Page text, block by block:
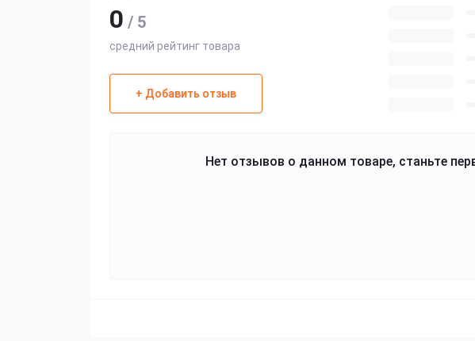
0 / 5
средний рейтинг товара
+ Добавить отзыв
Нет отзывов о данном товаре, станьте